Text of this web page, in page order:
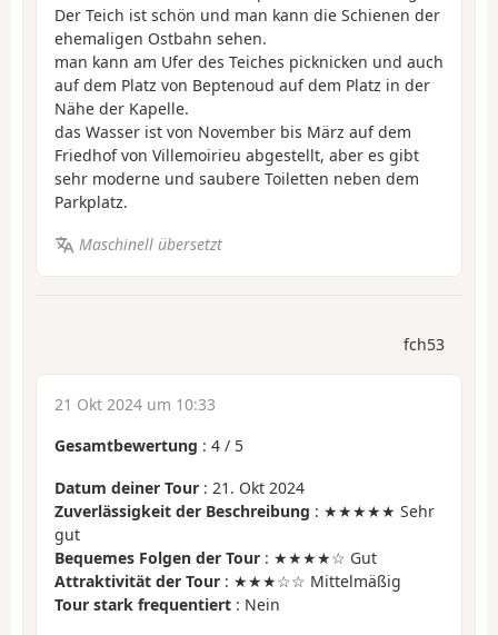
Der Teich ist schön und man kann die Schienen der
ehemaligen Ostbahn sehen.
man kann am Ufer des Teiches picknicken und auch
auf dem Platz von Beptenoud auf dem Platz in der
Nähe der Kapelle.
das Wasser ist von November bis März auf dem
Friedhof von Villemoirieu abgestellt, aber es gibt
sehr moderne und saubere Toiletten neben dem
Parkplatz.
Maschinell übersetzt
fch53
21 Okt 2024 um 10:33
Gesamtbewertung : 4 / 5
Datum deiner Tour : 21. Okt 2024
Zuverlässigkeit der Beschreibung : ★★★★★ Sehr
gut
Bequemes Folgen der Tour : ★★★★☆ Gut
Attraktivität der Tour : ★★★☆☆ Mittelmäßig
Tour stark frequentiert : Nein